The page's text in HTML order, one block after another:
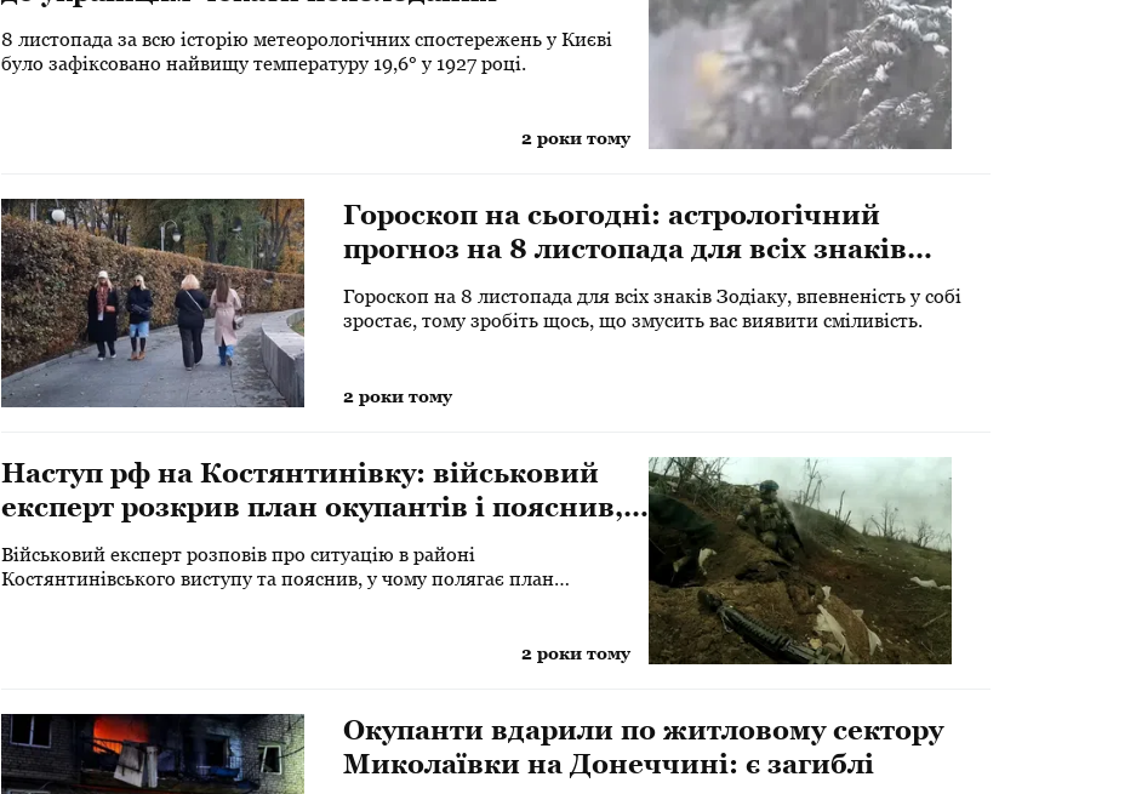
8 листопада за всю історію метеорологічних спостережень у Києві
було зафіксовано найвищу температуру 19,6° у 1927 році.
2 роки тому
Гороскоп на сьогодні: астрологічний
прогноз на 8 листопада для всіх знаків
Зодіаку
Гороскоп на 8 листопада для всіх знаків Зодіаку, впевненість у собі
зростає, тому зробіть щось, що змусить вас виявити сміливість.
2 роки тому
Наступ рф на Костянтинівку: військовий
експерт розкрив план окупантів і пояснив,
що зараз відбувається
Військовий експерт розповів про ситуацію в районі
Костянтинівського виступу та пояснив, у чому полягає план
2 роки тому
Окупанти вдарили по житловому сектору
Миколаївки на Донеччині: є загиблі